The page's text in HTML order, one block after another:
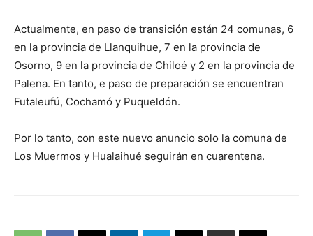
Actualmente, en paso de transición están 24 comunas, 6
en la provincia de Llanquihue, 7 en la provincia de
Osorno, 9 en la provincia de Chiloé y 2 en la provincia de
Palena. En tanto, e paso de preparación se encuentran
Futaleufú, Cochamó y Puqueldón.
Por lo tanto, con este nuevo anuncio solo la comuna de
Los Muermos y Hualaihué seguirán en cuarentena.